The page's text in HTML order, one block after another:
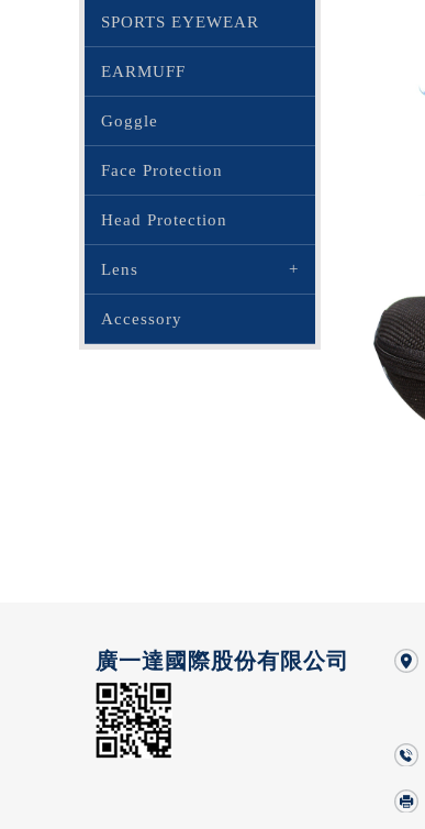
SPORTS EYEWEAR
EARMUFF
Goggle
Face Protection
Head Protection
Lens
Accessory
廣一達國際股份有限公司